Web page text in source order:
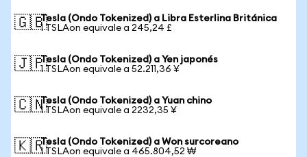
🇬🇧Tesla (Ondo Tokenized) a Libra Esterlina Británica
1 TSLAon equivale a 245,24 £
🇯🇵Tesla (Ondo Tokenized) a Yen japonés
1 TSLAon equivale a 52.211,36 ¥
🇨🇳Tesla (Ondo Tokenized) a Yuan chino
1 TSLAon equivale a 2232,35 ¥
🇰🇷Tesla (Ondo Tokenized) a Won surcoreano
1 TSLAon equivale a 465.804,52 ₩